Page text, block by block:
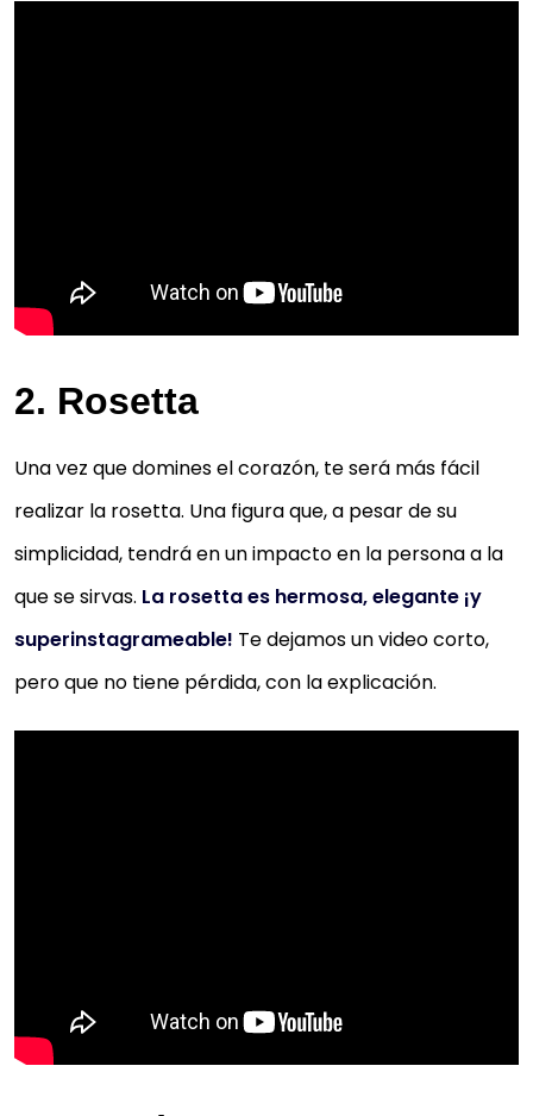
2. Rosetta
Una vez que domines el corazón, te será más fácil
realizar la rosetta. Una figura que, a pesar de su
simplicidad, tendrá en un impacto en la persona a la
que se sirvas. La rosetta es hermosa, elegante ¡y
superinstagrameable! Te dejamos un video corto,
pero que no tiene pérdida, con la explicación.